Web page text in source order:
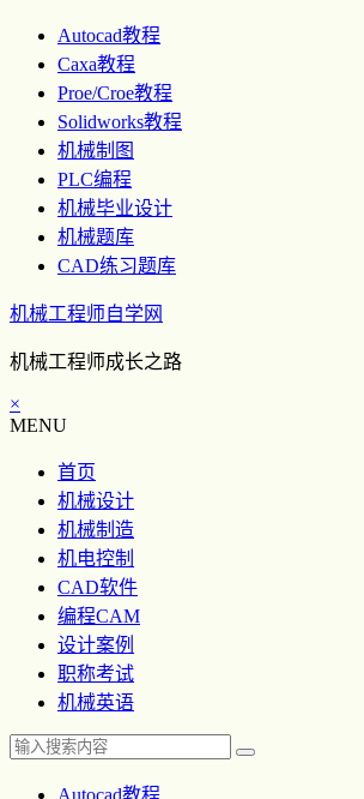
Autocad教程
Caxa教程
Proe/Croe教程
Solidworks教程
机械制图
PLC编程
机械毕业设计
机械题库
CAD练习题库
机械工程师自学网
机械工程师成长之路
×
MENU
首页
机械设计
机械制造
机电控制
CAD软件
编程CAM
设计案例
职称考试
机械英语
Autocad教程